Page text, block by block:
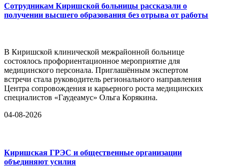
Сотрудникам Киришской больницы рассказали о
получении высшего образования без отрыва от работы
В Киришской клинической межрайонной больнице
состоялось профориентационное мероприятие для
медицинского персонала. Приглашённым экспертом
встречи стала руководитель регионального направления
Центра сопровождения и карьерного роста медицинских
специалистов «Гаудеамус» Ольга Корякина.
04-08-2026
Киришская ГРЭС и общественные организации
объединяют усилия